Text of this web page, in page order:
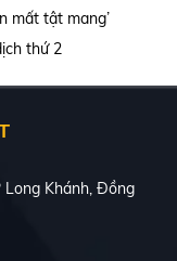
mất tật mang’
thứ 2
Long Khánh, Đồng